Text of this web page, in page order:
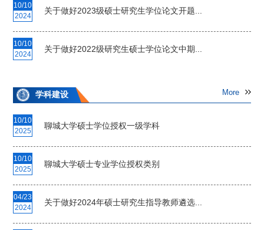
10/10
2024
关于做好2023级硕士研究生学位论文开题...
10/10
2024
关于做好2022级研究生硕士学位论文中期...
学科建设 More
10/10
2025
聊城大学硕士学位授权一级学科
10/10
2025
聊城大学硕士专业学位授权类别
04/23
2024
关于做好2024年硕士研究生指导教师遴选...